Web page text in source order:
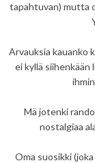
tapahtuvan) mutta
Arvauksia kauanko
ei kyllä
Mä jotenki
nostalgiaa
Oma suosikki